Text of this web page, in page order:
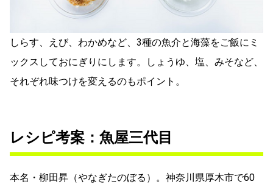
しらす、えび、わかめなど、3種の魚介と海藻をご飯にミ
ックスしておにぎりにします。しょうゆ、塩、みそなど、
それぞれ味つけを変えるのもポイント。
レシピ考案：魚屋三代目
本名・柳田昇（やなぎたのぼる）。神奈川県厚木市で60